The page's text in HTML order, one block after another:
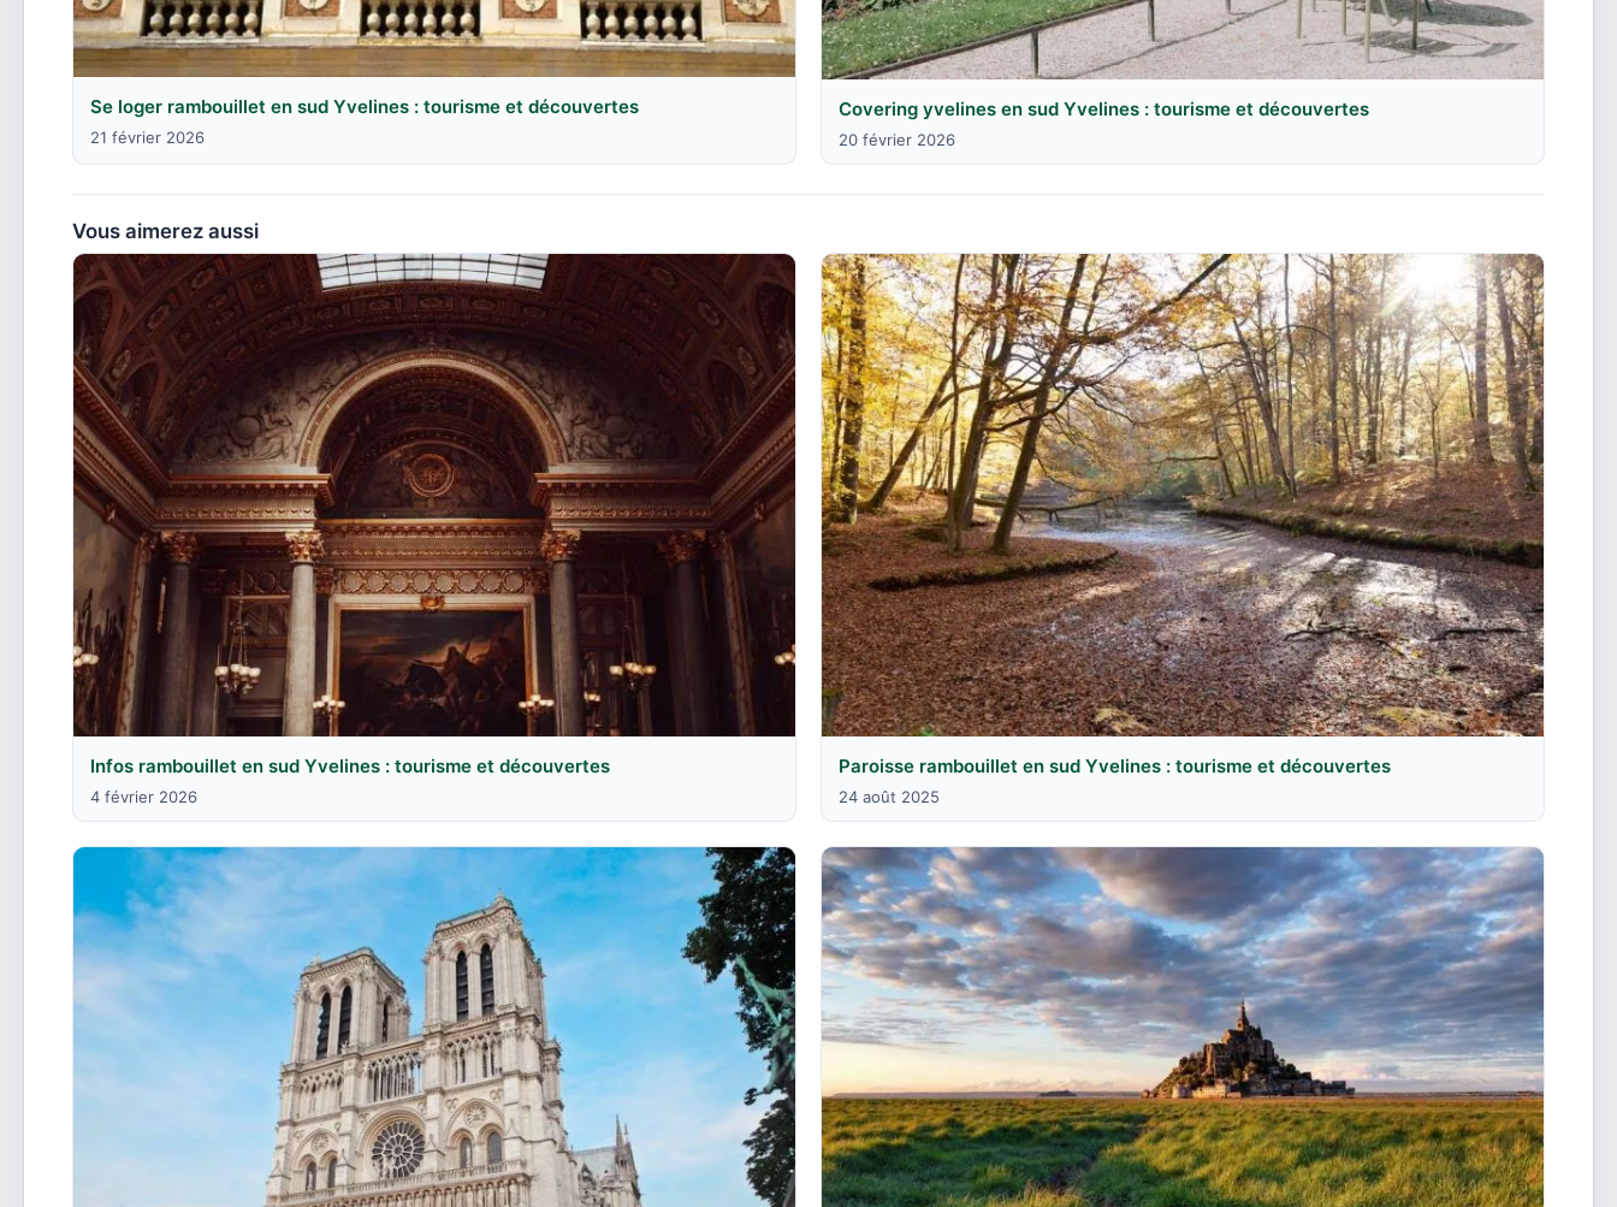
Se loger rambouillet en sud Yvelines : tourisme et découvertes
21 février 2026
Covering yvelines en sud Yvelines : tourisme et découvertes
20 février 2026
Vous aimerez aussi
Infos rambouillet en sud Yvelines : tourisme et découvertes
4 février 2026
Paroisse rambouillet en sud Yvelines : tourisme et découvertes
24 août 2025